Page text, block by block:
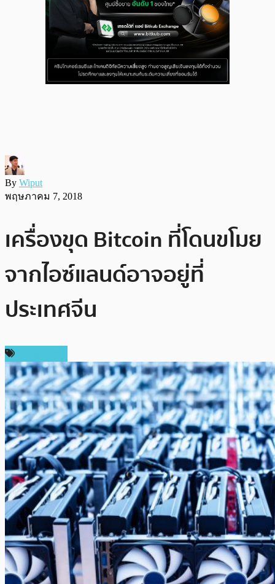
By Wiput
พฤษภาคม 7, 2018
เครื่องขุด Bitcoin ที่โดนขโมย
จากไอซ์แลนด์อาจอยู่ที่
ประเทศจีน